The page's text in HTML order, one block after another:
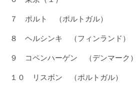
７ ポルト （ポルトガル）
８ ヘルシンキ （フィンランド）
９ コペンハーゲン （デンマーク）
１０ リスボン （ポルトガル）